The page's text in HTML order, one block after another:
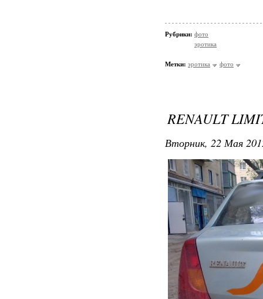
Рубрики: фото
эротика
Метки: эротика фото
RENAULT
Вторник, 22 Мая